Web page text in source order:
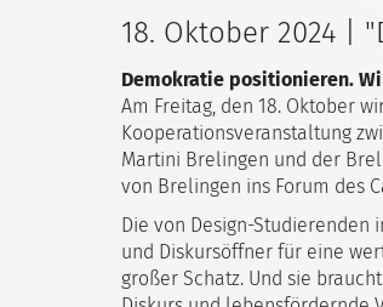
18. Oktober 2024 |
Demokratie positionieren.
Am Freitag, den 18. Oktober
Kooperationsveranstaltung
Martini Brelingen und der
von Brelingen ins Forum des
Die von Design-
und Diskursöffner für eine
großer Schatz. Und sie